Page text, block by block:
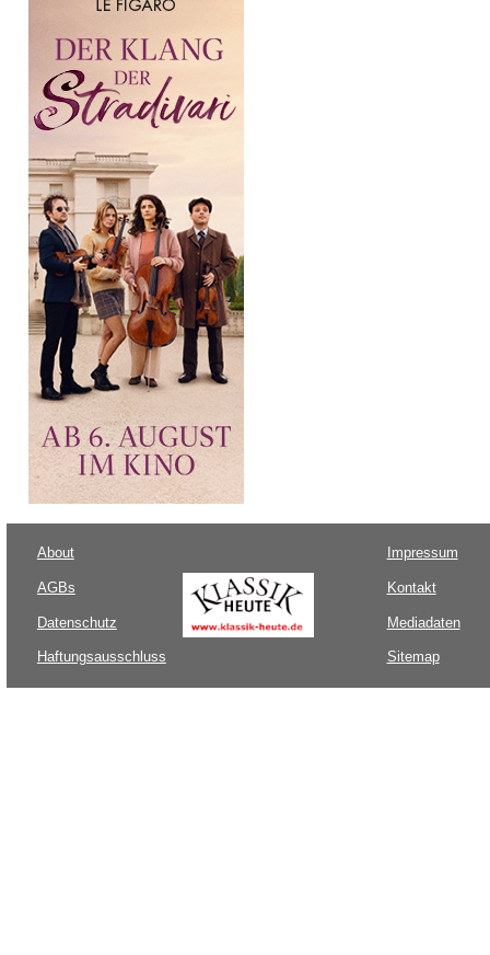
About
AGBs
Datenschutz
Haftungsausschluss
Impressum
Kontakt
Mediadaten
Sitemap